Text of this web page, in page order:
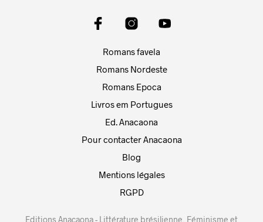
Romans favela
Romans Nordeste
Romans Epoca
Livros em Portugues
Ed. Anacaona
Pour contacter Anacaona
Blog
Mentions légales
RGPD
Editions Anacaona - Littérature brésilienne, Féminisme et